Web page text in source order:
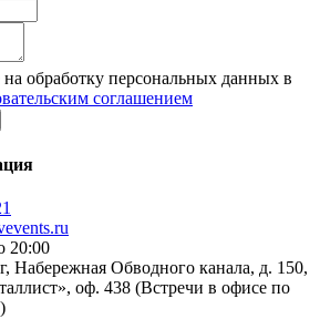
на обработку персональных данных в
соглашением
20:00
Набережная Обводного канала, д. 150,
оф. 438 (Встречи в офисе по